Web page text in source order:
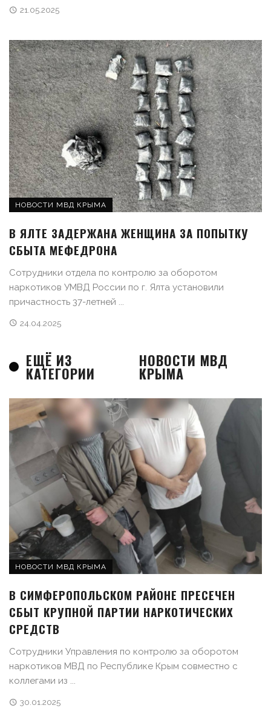
21.05.2025
НОВОСТИ МВД КРЫМА
В ЯЛТЕ ЗАДЕРЖАНА ЖЕНЩИНА ЗА ПОПЫТКУ
СБЫТА МЕФЕДРОНА
Сотрудники отдела по контролю за оборотом
наркотиков УМВД России по г. Ялта установили
причастность 37-летней ...
24.04.2025
ЕЩЁ ИЗ
КАТЕГОРИИ
НОВОСТИ МВД
КРЫМА
НОВОСТИ МВД КРЫМА
В СИМФЕРОПОЛЬСКОМ РАЙОНЕ ПРЕСЕЧЕН
СБЫТ КРУПНОЙ ПАРТИИ НАРКОТИЧЕСКИХ
СРЕДСТВ
Сотрудники Управления по контролю за оборотом
наркотиков МВД по Республике Крым совместно с
коллегами из ...
30.01.2025